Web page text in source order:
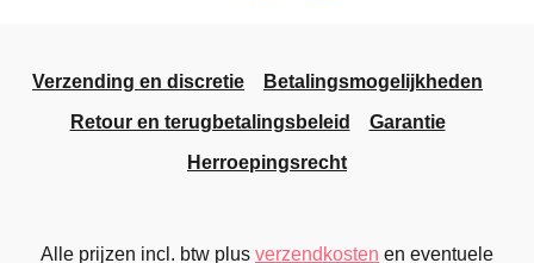
Verzending en discretie
Betalingsmogelijkheden
Retour en terugbetalingsbeleid
Garantie
Herroepingsrecht
Alle prijzen incl. btw plus verzendkosten en eventuele